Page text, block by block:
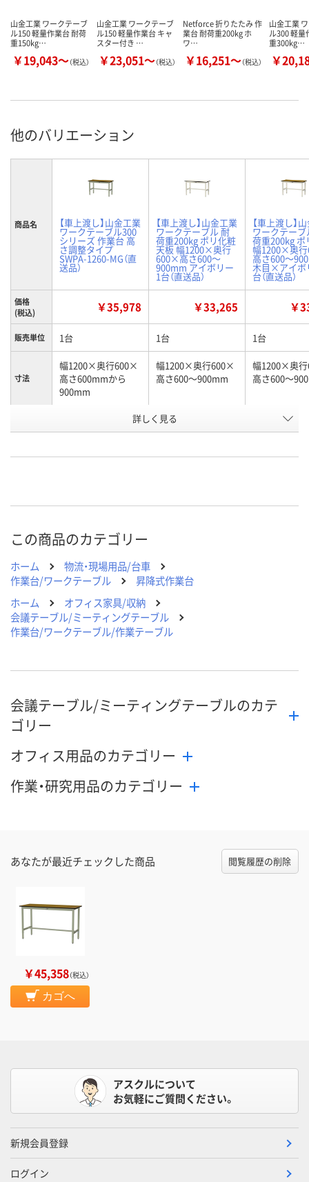
山金工業 ワークテーブ
ル150 軽量作業台 耐荷
重150kg…
￥19,043～（税込）
山金工業 ワークテーブ
ル150 軽量作業台 キャ
スター付き …
￥23,051～（税込）
Netforce 折りたたみ 作
業台 耐荷重200kg ホ
ワ…
￥16,251～（税込）
山金工業
ル300 軽量
重300kg…
￥
他のバリエーション
商品名 【車上渡し】山金工業
ワークテーブル300
シリーズ 作業台 高
さ調整タイプ
SWPA-1260-MG（直
送品）
【車上渡し】山金工業
ワークテーブル 耐
荷重200kg ポリ化粧
天板 幅1200×奥行
600×高さ600～
900mm アイボリー
1台（直送品）
【車上渡し】
ワークテーブ
荷重200kg ポ
幅1200×奥
高さ600～
木目×アイボ
台（直送品）
価格
(税込)
￥35,978 ￥33,265 ￥
販売単位 1台 1台 1台
寸法
幅1200×奥行600×
高さ600mmから
900mm
幅1200×奥行600×
高さ600～900mm
幅1200×奥
高さ600～
U322417 U322415
カゴへ
詳しく見る
この商品のカテゴリー
ホーム
物流・現場用品/台車
作業台/ワークテーブル
昇降式作業台
ホーム
オフィス家具/収納
会議テーブル/ミーティングテーブル
作業台/ワークテーブル/作業テーブル
会議テーブル/ミーティングテーブルのカテ
ゴリー
オフィス用品のカテゴリー
作業・研究用品のカテゴリー
あなたが最近チェックした商品 閲覧履歴の削除
￥45,358（税込）
カゴへ
アスクルについて
お気軽にご質問ください。
新規会員登録
ログイン